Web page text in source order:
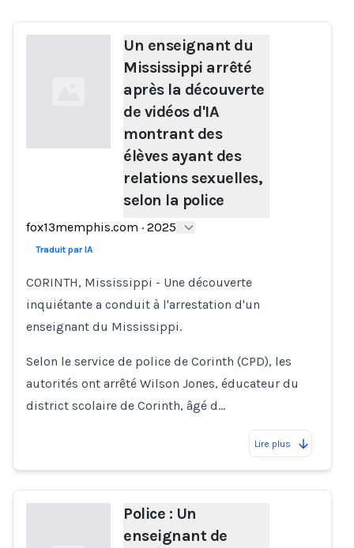
Un enseignant du
Mississippi arrêté
après la découverte
de vidéos d'IA
montrant des
élèves ayant des
relations sexuelles,
selon la police
fox13memphis.com · 2025
Traduit par IA
CORINTH, Mississippi - Une découverte
inquiétante a conduit à l'arrestation d'un
enseignant du Mississippi.
Selon le service de police de Corinth (CPD), les
autorités ont arrêté Wilson Jones, éducateur du
district scolaire de Corinth, âgé d…
Lire plus
Police : Un
enseignant de